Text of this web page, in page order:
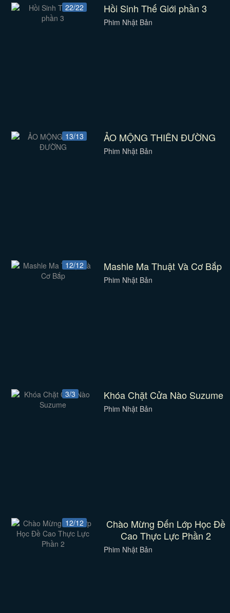
22/22 Hồi Sinh Thế Giới phần 3
Phim Nhật Bản
13/13 ẢO MỘNG THIÊN ĐƯỜNG
Phim Nhật Bản
12/12 Mashle Ma Thuật Và Cơ Bắp
Phim Nhật Bản
3/3 Khóa Chặt Cửa Nào Suzume
Phim Nhật Bản
12/12
Chào Mừng Đến Lớp Học Đề
Cao Thực Lực Phần 2
Phim Nhật Bản